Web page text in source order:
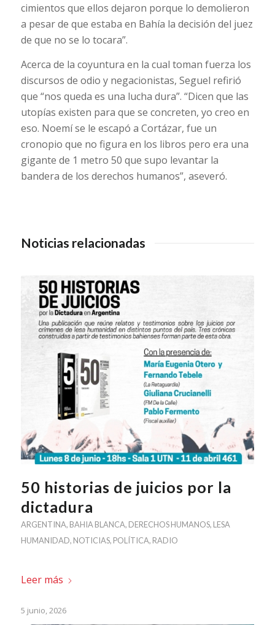
cimientos que ellos dejaron porque lo demolieron
a pesar de que estaba en Bahía la decisión del juez
de que no se lo tocara”.
Acerca de la coyuntura en la cual toman fuerza los
discursos de odio y negacionistas, Seguel refirió
que “nos queda es una lucha dura”. “Dicen que las
utopías existen para que se concreten, yo creo en
eso. Noemí se le escapó a Cortázar, fue un
cronopio que no figura en los libros pero era una
gigante de 1 metro 50 que supo levantar la
bandera de los derechos humanos”, aseveró.
Noticias relacionadas
50 historias de juicios por la
dictadura
ARGENTINA, BAHIA BLANCA, DERECHOS HUMANOS, LESA
HUMANIDAD, NOTICIAS, POLÍTICA, RADIO
Leer más
5 junio, 2026